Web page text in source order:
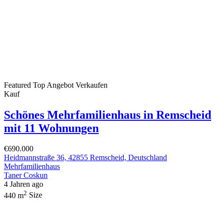
Featured Top Angebot Verkaufen
Kauf
Schönes Mehrfamilienhaus in Remscheid
mit 11 Wohnungen
€690.000
Heidmannstraße 36, 42855 Remscheid, Deutschland
Mehrfamilienhaus
Taner Coskun
4 Jahren ago
440 m2 Size